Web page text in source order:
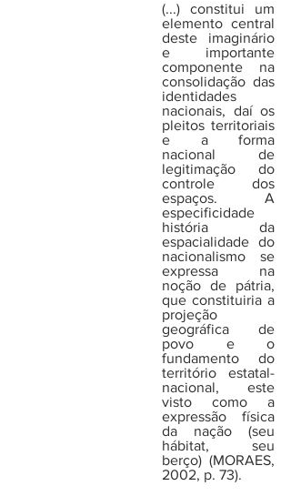
(...) constitui um
elemento central
deste imaginário
e importante
componente na
consolidação das
identidades
nacionais, daí os
pleitos territoriais
e a forma
nacional de
legitimação do
controle dos
espaços. A
especificidade
história da
espacialidade do
nacionalismo se
expressa na
noção de pátria,
que constituiria a
projeção
geográfica de
povo e o
fundamento do
território estatal-
nacional, este
visto como a
expressão física
da nação (seu
hábitat, seu
berço) (MORAES,
2002, p. 73).